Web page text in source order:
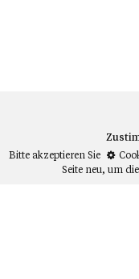
Bitte akzeptieren Sie
Seite neu, um